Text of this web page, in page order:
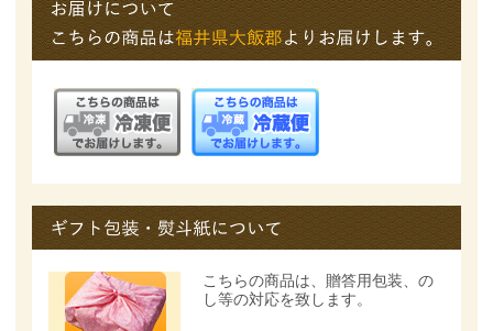
こちらの商品は、 贈答用包装、の
し等の対応を致します。